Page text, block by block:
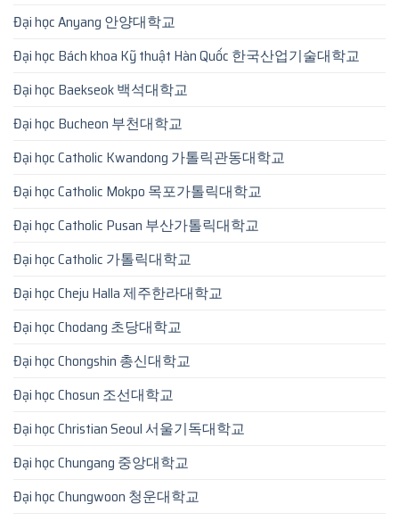
Đại học Anyang 안양대학교
Đại học Bách khoa Kỹ thuật Hàn Quốc 한국산업기술대학교
Đại học Baekseok 백석대학교
Đại học Bucheon 부천대학교
Đại học Catholic Kwandong 가톨릭관동대학교
Đại học Catholic Mokpo 목포가톨릭대학교
Đại học Catholic Pusan 부산가톨릭대학교
Đại học Catholic 가톨릭대학교
Đại học Cheju Halla 제주한라대학교
Đại học Chodang 초당대학교
Đại học Chongshin 총신대학교
Đại học Chosun 조선대학교
Đại học Christian Seoul 서울기독대학교
Đại học Chungang 중앙대학교
Đại học Chungwoon 청운대학교